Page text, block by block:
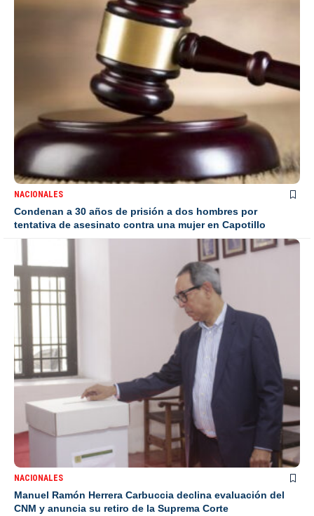
NACIONALES
Condenan a 30 años de prisión a dos hombres por
tentativa de asesinato contra una mujer en Capotillo
NACIONALES
Manuel Ramón Herrera Carbuccia declina evaluación del
CNM y anuncia su retiro de la Suprema Corte